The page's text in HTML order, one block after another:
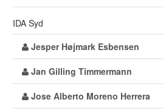
IDA Syd
Jesper Højmark Esbensen
Jan Gilling Timmermann
Jose Alberto Moreno Herrera